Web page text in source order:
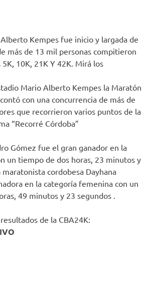
Kempes fue inicio y largada de
más de 13 mil personas compitieron
10K, 21K Y 42K. Mirá los
Mario Alberto Kempes la Maratón
con una concurrencia de más de
que recorrieron varios puntos de la
“Recorré Córdoba”
Gómez fue el gran ganador en la
un tiempo de dos horas, 23 minutos y
cordobesa Dayhana
en la categoría femenina con un
49 minutos y 23 segundos .
de la CBA24K: